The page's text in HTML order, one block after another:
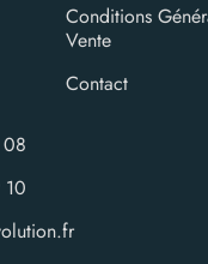
Conditions
Vente
Contact